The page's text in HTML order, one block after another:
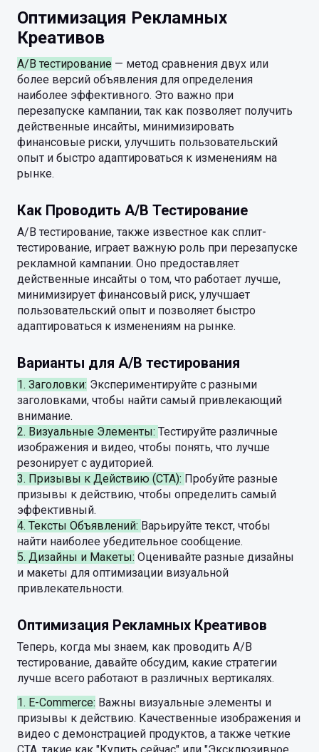
Оптимизация Рекламных
Креативов
A/B тестирование — метод сравнения двух или
более версий объявления для определения
наиболее эффективного. Это важно при
перезапуске кампании, так как позволяет получить
действенные инсайты, минимизировать
финансовые риски, улучшить пользовательский
опыт и быстро адаптироваться к изменениям на
рынке.
Как Проводить A/B Тестирование
A/B тестирование, также известное как сплит-
тестирование, играет важную роль при перезапуске
рекламной кампании. Оно предоставляет
действенные инсайты о том, что работает лучше,
минимизирует финансовый риск, улучшает
пользовательский опыт и позволяет быстро
адаптироваться к изменениям на рынке.
Варианты для A/B тестирования
1. Заголовки: Экспериментируйте с разными
заголовками, чтобы найти самый привлекающий
внимание.
2. Визуальные Элементы: Тестируйте различные
изображения и видео, чтобы понять, что лучше
резонирует с аудиторией.
3. Призывы к Действию (CTA): Пробуйте разные
призывы к действию, чтобы определить самый
эффективный.
4. Тексты Объявлений: Варьируйте текст, чтобы
найти наиболее убедительное сообщение.
5. Дизайны и Макеты: Оценивайте разные дизайны
и макеты для оптимизации визуальной
привлекательности.
Оптимизация Рекламных Креативов
Теперь, когда мы знаем, как проводить A/B
тестирование, давайте обсудим, какие стратегии
лучше всего работают в различных вертикалях.
1. E-Commerce: Важны визуальные элементы и
призывы к действию. Качественные изображения и
видео с демонстрацией продуктов, а также четкие